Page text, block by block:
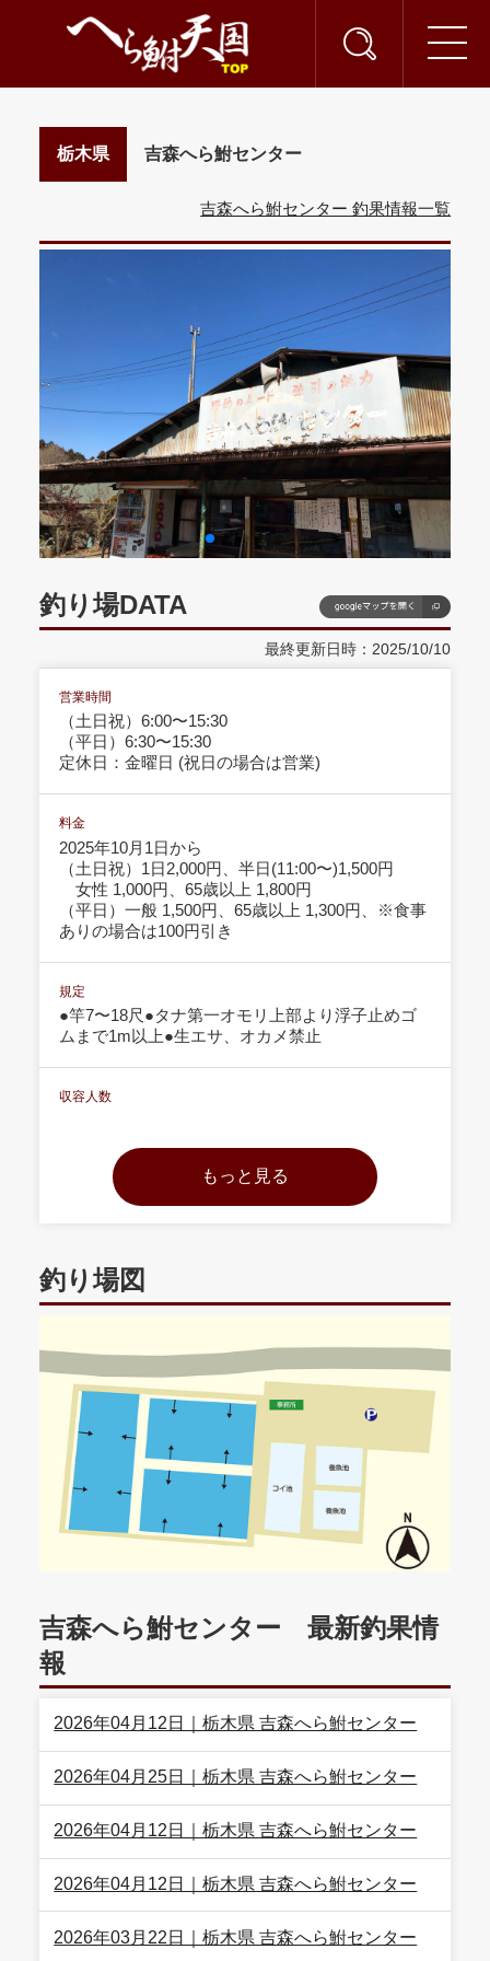
栃木県 吉森へら鮒センター
吉森へら鮒センター 釣果情報一覧
釣り場DATA
最終更新日時：2025/10/10
営業時間
（土日祝）6:00〜15:30
（平日）6:30〜15:30
定休日：金曜日 (祝日の場合は営業)
料金
2025年10月1日から
（土日祝）1日2,000円、半日(11:00〜)1,500円
女性 1,000円、65歳以上 1,800円
（平日）一般 1,500円、65歳以上 1,300円、※食事
ありの場合は100円引き
規定
●竿7〜18尺●タナ第一オモリ上部より浮子止めゴ
ムまで1m以上●生エサ、オカメ禁止
収容人数
釣り場図
吉森へら鮒センター 最新釣果情
報
2026年04月12日｜栃木県 吉森へら鮒センター
2026年04月25日｜栃木県 吉森へら鮒センター
2026年04月12日｜栃木県 吉森へら鮒センター
2026年04月12日｜栃木県 吉森へら鮒センター
2026年03月22日｜栃木県 吉森へら鮒センター